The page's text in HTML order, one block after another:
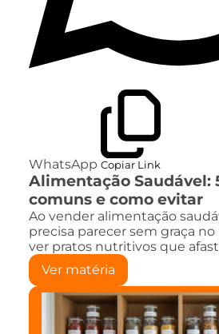
WhatsApp Copiar Link
Alimentação Saudável:
comuns e como evitar
Ao vender alimentação
precisa parecer sem graça
ver pratos nutritivos que
Ver matéria